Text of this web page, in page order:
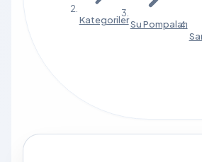
KategorilerSu Pompaları